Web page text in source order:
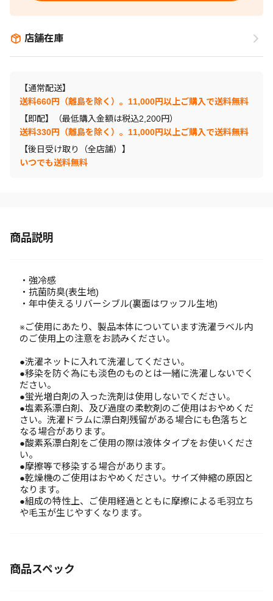
店舗在庫
【通常配送】
送料660円（離島を除く）。11,000円以上ご購入で送料無料
【即配】（最低購入金額は税込2,200円）
送料330円（離島を除く）。11,000円以上ご購入で送料無料
【後日受け取り（全店舗）】
いつでも送料無料
商品説明
・強冷感
・抗菌防臭(表生地)
・年中使えるリバーシブル(裏面はワッフル生地)
※ご使用にあたり、製品本体についています洗濯ラベル内
のご使用上の注意をお読みください。
●洗濯ネットに入れて洗濯してください。
●移染を防ぐ為にも淡色のものとは一緒に洗濯しないでく
ださい。
●蛍光増白剤の入った洗剤は使用しないでください。
●塩素系漂白剤、及び過度の柔軟剤のご使用はおやめくだ
さい。洗濯ドラムに漂白剤残留がある場合にも色落ちと
なる場合があります。
●酸素系漂白剤をご使用の際は液体タイプをお使いくださ
い。
●摩擦等で移染する場合があります。
●乾燥機のご使用はおやめください。サイズ伸縮の原因と
なります。
●組成の特性上、ご使用経過とともに摩擦による毛羽立ち
や毛玉が生じやすくなります。
商品スペック